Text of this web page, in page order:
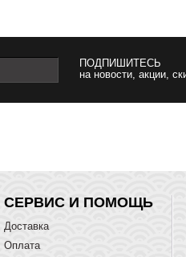
ПОДПИШИТЕСЬ
на новости, акции,
СЕРВИС И ПОМОЩЬ
Доставка
Оплата